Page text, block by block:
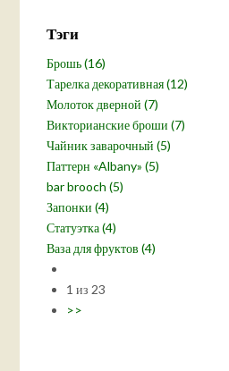
Тэги
Брошь (16)
Тарелка декоративная (12)
Молоток дверной (7)
Викторианские броши (7)
Чайник заварочный (5)
Паттерн «Albany» (5)
bar brooch (5)
Запонки (4)
Статуэтка (4)
Ваза для фруктов (4)
1 из 23
>>